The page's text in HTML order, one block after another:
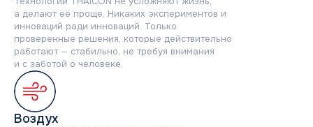
а делают её проще. Никаких экспериментов и
инноваций ради инноваций. Только
проверенные решения, которые действительно
работают — стабильно, не требуя внимания
и с заботой о человеке.
Воздух